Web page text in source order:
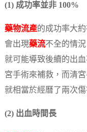
(1) 成功率並非 100%
藥物流產的成功率大
會出現藥流不全的情
就可能導致後續的出
宮手術來補救，而清
就相當於經曆了兩次傷
(2) 出血時間長